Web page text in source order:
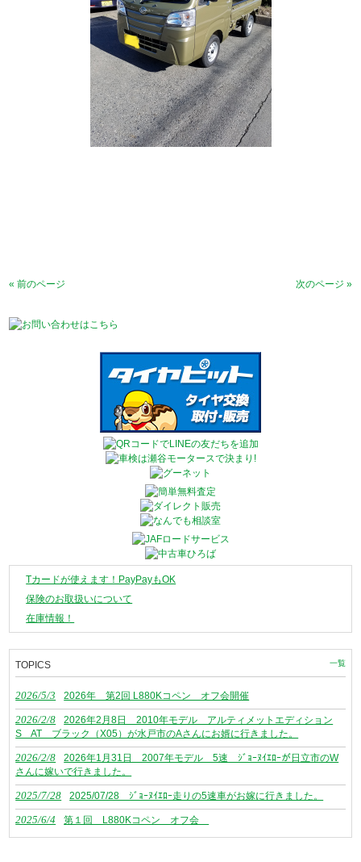
« 前のページ 次のページ »
Tカードが使えます！PayPayもOK
保険のお取扱いについて
在庫情報！
TOPICS 一覧
2026/5/3 2026年 第2回 L880Kコペン オフ会開催
2026/2/8
2026年2月8日 2010年モデル アルティメットエディション
S AT ブラック（X05）が水戸市のAさんにお婿に行きました。
2026/2/8
2026年1月31日 2007年モデル 5速 ｼﾞｮｰﾇｲｴﾛｰが日立市のW
さんに嫁いで行きました。
2025/7/28 2025/07/28 ｼﾞｮｰﾇｲｴﾛｰ走りの5速車がお嫁に行きました。
2025/6/4 第１回 L880Kコペン オフ会